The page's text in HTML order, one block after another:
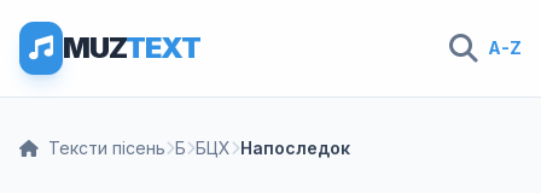
MUZTEXT A-Z
Тексти пісень Б БЦХ Напоследок